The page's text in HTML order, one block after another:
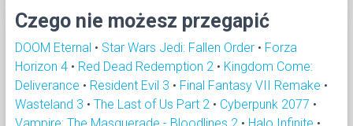
Czego nie możesz przegapić
DOOM Eternal • Star Wars Jedi: Fallen Order • Forza
Horizon 4 • Red Dead Redemption 2 • Kingdom Come:
Deliverance • Resident Evil 3 • Final Fantasy VII Remake •
Wasteland 3 • The Last of Us Part 2 • Cyberpunk 2077 •
Vampire: The Masquerade - Bloodlines 2 • Halo Infinite •